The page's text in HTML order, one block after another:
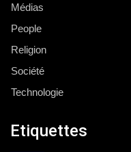
Médias
People
Religion
Société
Technologie
Etiquettes